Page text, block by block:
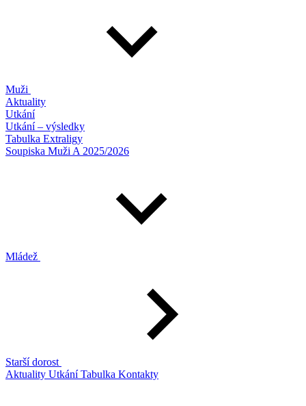
Muži
Aktuality
Utkání
Utkání – výsledky
Tabulka Extraligy
Soupiska Muži A 2025/2026
Mládež
Starší dorost
Aktuality UtkáníTabulka Kontakty